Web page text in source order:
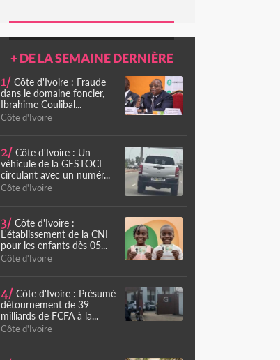
+ DE LA SEMAINE DERNIÈRE
1/ Côte d'Ivoire : Fraude
dans le domaine foncier,
Ibrahime Coulibal...
Côte d'Ivoire
2/ Côte d'Ivoire : Un
véhicule de la GESTOCI
circulant avec un numér...
Côte d'Ivoire
3/ Côte d'Ivoire :
L'établissement de la CNI
pour les enfants dès 05...
Côte d'Ivoire
4/ Côte d'Ivoire : Présumé
détournement de 39
milliards de FCFA à la...
Côte d'Ivoire